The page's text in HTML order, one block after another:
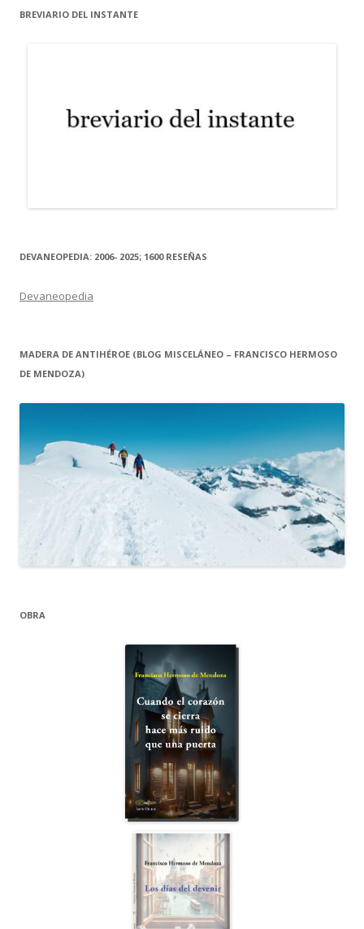
BREVIARIO DEL INSTANTE
DEVANEOPEDIA: 2006- 2025; 1600 RESEÑAS
Devaneopedia
MADERA DE ANTIHÉROE (BLOG MISCELÁNEO – FRANCISCO HERMOSO
DE MENDOZA)
OBRA